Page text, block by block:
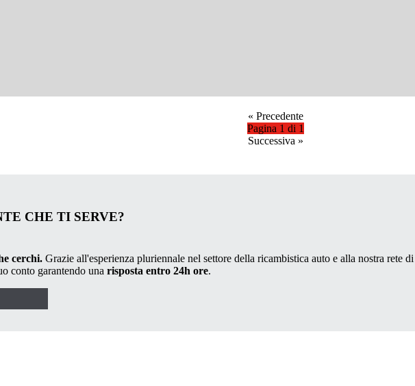
« Precedente
Pagina 1 di 1
Successiva »
CHE TI SERVE?
cerchi. Grazie all'esperienza pluriennale nel settore della ricambistica auto e alla nostra rete di
conto garantendo una risposta entro 24h ore.